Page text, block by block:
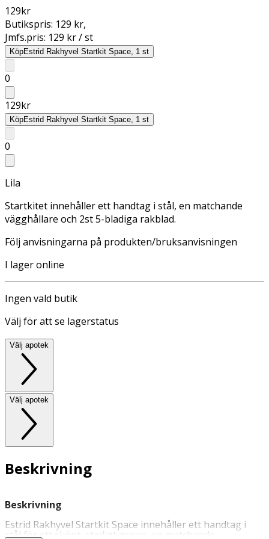
129kr
Butikspris: 129 kr,
Jmfs.pris: 129 kr / st
KöpEstrid Rakhyvel Startkit Space, 1 st
0
129kr
KöpEstrid Rakhyvel Startkit Space, 1 st
0
Lila
Startkitet innehåller ett handtag i stål, en matchande
vägghållare och 2st 5-bladiga rakblad.
Följ anvisningarna på produkten/bruksanvisningen
I lager online
Ingen vald butik
Välj för att se lagerstatus
Välj apotek
Välj apotek
Beskrivning
Beskrivning
Estrid Rakhyvel Startkit Space innehåller ett handtag i
stål för ett skönt, stadigt grepp, en matchande